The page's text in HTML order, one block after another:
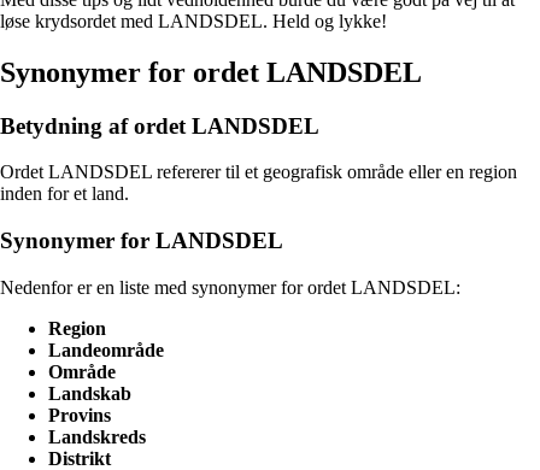
løse krydsordet med LANDSDEL. Held og lykke!
Synonymer for ordet LANDSDEL
Betydning af ordet LANDSDEL
Ordet LANDSDEL refererer til et geografisk område eller en region
inden for et land.
Synonymer for LANDSDEL
Nedenfor er en liste med synonymer for ordet LANDSDEL:
Region
Landeområde
Område
Landskab
Provins
Landskreds
Distrikt